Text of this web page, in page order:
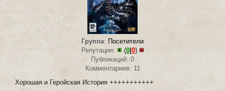
Группа: Посетители
Репутация:
(0|0)
Публикаций: 0
Комментариев: 11
Хорошая и Геройская История +++++++++++